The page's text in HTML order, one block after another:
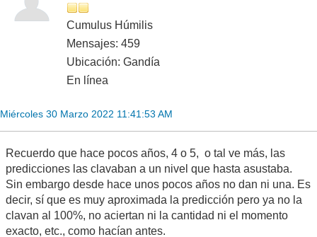
Cumulus Húmilis
Mensajes: 459
Ubicación: Gandía
En línea
Miércoles 30 Marzo 2022 11:41:53 AM
Recuerdo que hace pocos años, 4 o 5, o tal ve más, las
predicciones las clavaban a un nivel que hasta asustaba.
Sin embargo desde hace unos pocos años no dan ni una. Es
decir, sí que es muy aproximada la predicción pero ya no la
clavan al 100%, no aciertan ni la cantidad ni el momento
exacto, etc., como hacían antes.